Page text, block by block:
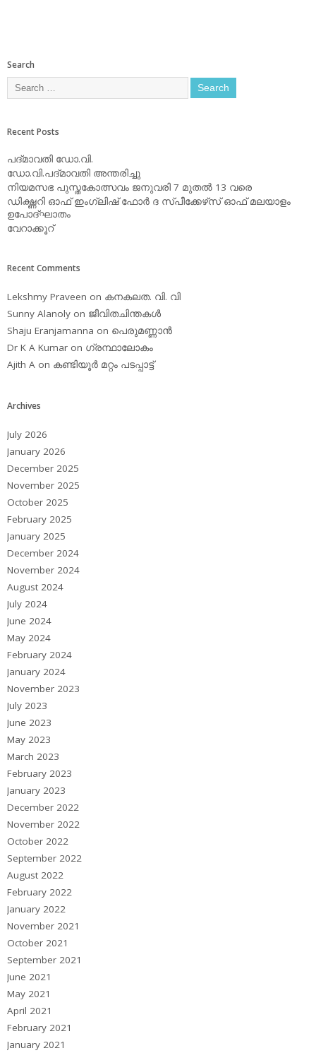
Search
Recent Posts
പദ്മാവതി ഡോ.വി.
ഡോ.വി.പദ്മാവതി അന്തരിച്ചു
നിയമസഭ പുസ്തകോത്സവം ജനുവരി 7 മുതല്‍ 13 വരെ
ഡിക്ഷ്ണറി ഓഫ് ഇംഗ്ലിഷ് ഫോര്‍ ദ സ്പീക്കേഴ്‌സ് ഓഫ് മലയാളം
ഉപോദ്ഘാതം
വേറാക്കൂറ്
Recent Comments
Lekshmy Praveen on കനകലത. വി. വി
Sunny Alanoly on ജീവിതചിന്തകള്‍
Shaju Eranjamanna on പെരുമണ്ണാന്‍
Dr K A Kumar on ഗ്രന്ഥാലോകം
Ajith A on കണ്ടിയൂര്‍ മറ്റം പടപ്പാട്ട്‌
Archives
July 2026
January 2026
December 2025
November 2025
October 2025
February 2025
January 2025
December 2024
November 2024
August 2024
July 2024
June 2024
May 2024
February 2024
January 2024
November 2023
July 2023
June 2023
May 2023
March 2023
February 2023
January 2023
December 2022
November 2022
October 2022
September 2022
August 2022
February 2022
January 2022
November 2021
October 2021
September 2021
June 2021
May 2021
April 2021
February 2021
January 2021